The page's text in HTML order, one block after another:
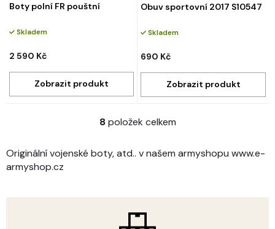
Boty polní FR pouštní
Skladem
2 590 Kč
Obuv sportovní 2017 S10547
Skladem
690 Kč
O
l
c
p
8položek celkem
Originální vojenské boty, atd.. v našem armyshopu www.e-
armyshop.cz